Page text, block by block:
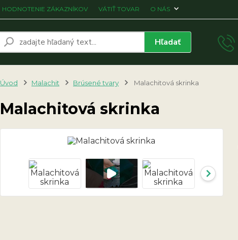
HODNOTENIE ZÁKAZNÍKOV VÁTIŤ TOVAR O NÁS
Hľadať
Úvod Malachit Brúsené tvary Malachitová skrinka
Malachitová skrinka